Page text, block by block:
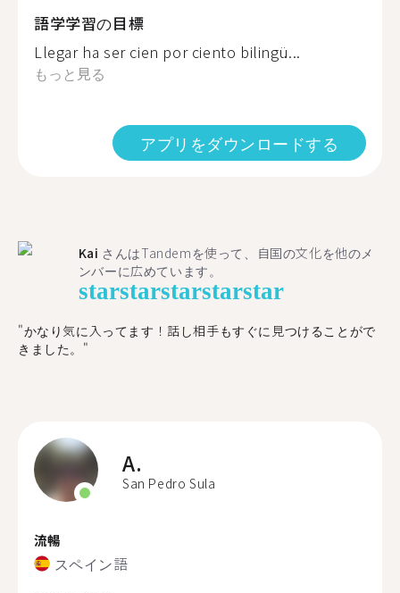
語学学習の目標
Llegar ha ser cien por ciento bilingü...
もっと見る
アプリをダウンロードする
Kai さんはTandemを使って、自国の文化を他のメ
ンバーに広めています。
starstarstarstarstar
"かなり気に入ってます！話し相手もすぐに見つけることがで
きました。"
A.
San Pedro Sula
流暢
スペイン語